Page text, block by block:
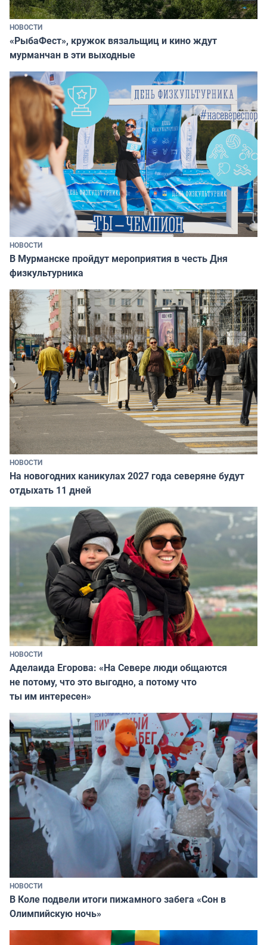
НОВОСТИ
«РыбаФест», кружок вязальщиц и кино ждут
мурманчан в эти выходные
НОВОСТИ
В Мурманске пройдут мероприятия в честь Дня
физкультурника
НОВОСТИ
На новогодних каникулах 2027 года северяне будут
отдыхать 11 дней
НОВОСТИ
Аделаида Егорова: «На Севере люди общаются
не потому, что это выгодно, а потому что
ты им интересен»
НОВОСТИ
В Коле подвели итоги пижамного забега «Сон в
Олимпийскую ночь»